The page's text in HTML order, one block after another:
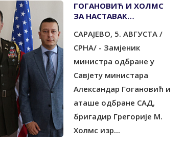
ГОГАНОВИЋ И ХОЛМС
ЗА НАСТАВАК
САРАЈЕВО, 5. АВГУСТА /
СРНА/ - Замјеник
министра одбране у
Савјету министара
Александар Гогановић и
аташе одбране САД,
бригадир Грегорије М.
Холмс изр...